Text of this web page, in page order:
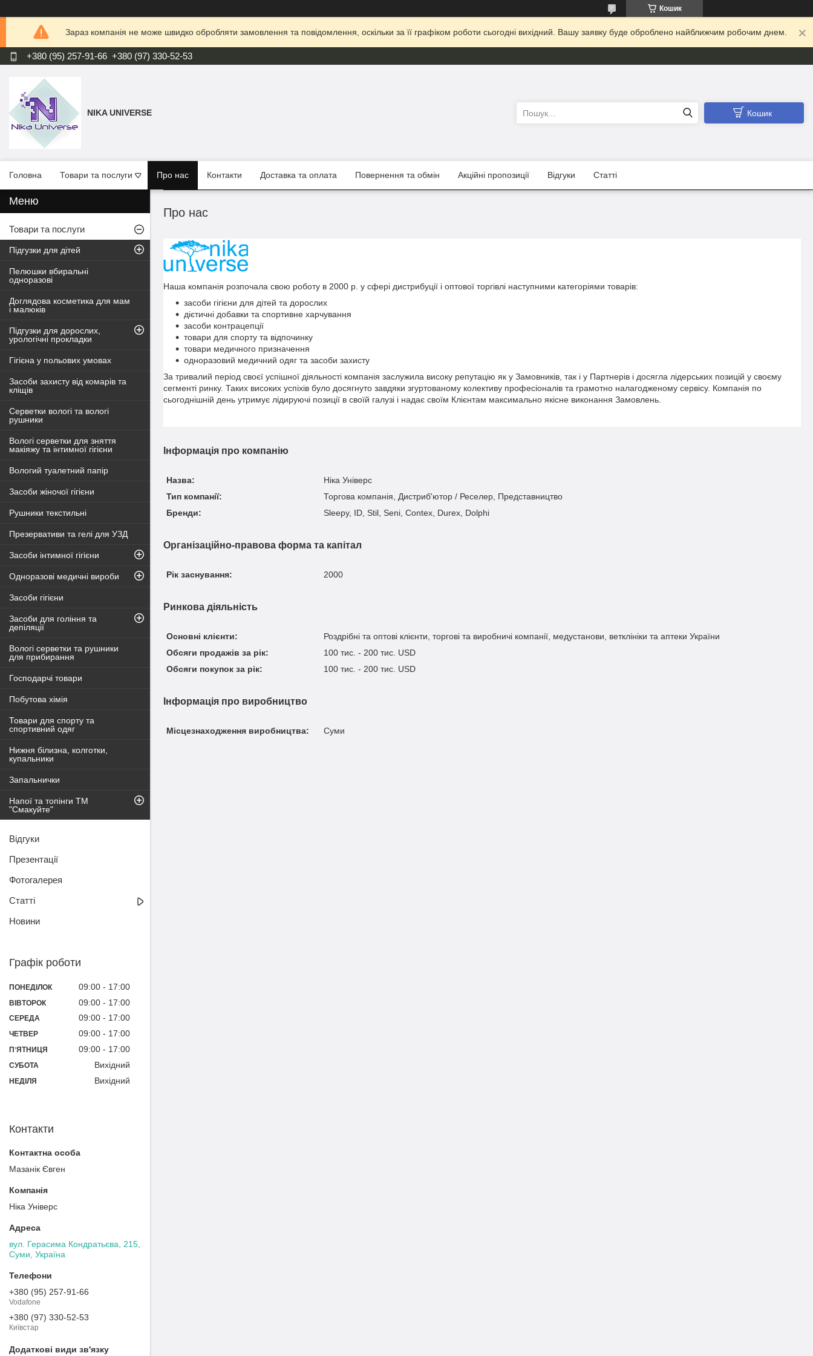
Кошик
Зараз компанія не може швидко обробляти замовлення та повідомлення, оскільки за її графіком роботи сьогодні вихідний. Вашу заявку буде оброблено найближчим робочим днем.
+380 (95) 257-91-66 +380 (97) 330-52-53
NIKA UNIVERSE Кошик
Головна Товари та послуги Про нас Контакти Доставка та оплата Повернення та обмін Акційні пропозиції Відгуки Статті
Про нас
Наша компанія розпочала свою роботу в 2000 р. у сфері дистрибуції і оптової торгівлі наступними категоріями товарів:
засоби гігієни для дітей та дорослих
дієтичні добавки та спортивне харчування
засоби контрацепції
товари для спорту та відпочинку
товари медичного призначення
одноразовий медичний одяг та засоби захисту
За тривалий період своєї успішної діяльності компанія заслужила високу репутацію як у Замовників, так і у Партнерів і досягла лідерських позицій у своєму
сегменті ринку. Таких високих успіхів було досягнуто завдяки згуртованому колективу професіоналів та грамотно налагодженому сервісу. Компанія по
сьогоднішній день утримує лідируючі позиції в своїй галузі і надає своїм Клієнтам максимально якісне виконання Замовлень.
Інформація про компанію
Назва:
Ніка Універс
Тип компанії:
Торгова компанія, Дистриб'ютор / Реселер, Представництво
Бренди:
Sleepy, ID, Stil, Seni, Contex, Durex, Dolphi
Організаційно-правова форма та капітал
Рік заснування: 2000
Ринкова діяльність
Основні клієнти:
Роздрібні та оптові клієнти, торгові та виробничі компанії, медустанови, ветклініки та аптеки України
Обсяги продажів за рік:
100 тис. - 200 тис. USD
Обсяги покупок за рік:
100 тис. - 200 тис. USD
Інформація про виробництво
Місцезнаходження виробництва: Суми
Товари та послуги
Підгузки для дітей
Пелюшки вбиральні
одноразові
Доглядова косметика для мам
і малюків
Підгузки для дорослих,
урологічні прокладки
Гігієна у польових умовах
Засоби захисту від комарів та
кліщів
Серветки вологі та вологі
рушники
Вологі серветки для зняття
макіяжу та інтимної гігієни
Вологий туалетний папір
Засоби жіночої гігієни
Рушники текстильні
Презервативи та гелі для УЗД
Засоби інтимної гігієни
Одноразові медичні вироби
Засоби гігієни
Засоби для гоління та
депіляції
Вологі серветки та рушники
для прибирання
Господарчі товари
Побутова хімія
Товари для спорту та
спортивний одяг
Нижня білизна, колготки,
купальники
Запальнички
Напої та топінги ТМ
"Смакуйте"
Відгуки
Презентації
Фотогалерея
Статті
Новини
Графік роботи
ПОНЕДІЛОК 09:00 17:00
ВІВТОРОК 09:00 17:00
СЕРЕДА 09:00 17:00
ЧЕТВЕР 09:00 17:00
ПʼЯТНИЦЯ 09:00 17:00
СУБОТА Вихідний
НЕДІЛЯ Вихідний
Контакти
Мазанік Євген
Ніка Універс
вул. Герасима Кондратьєва, 215,
Суми, Україна
+380 (95) 257-91-66
Vodafone
+380 (97) 330-52-53
Київстар